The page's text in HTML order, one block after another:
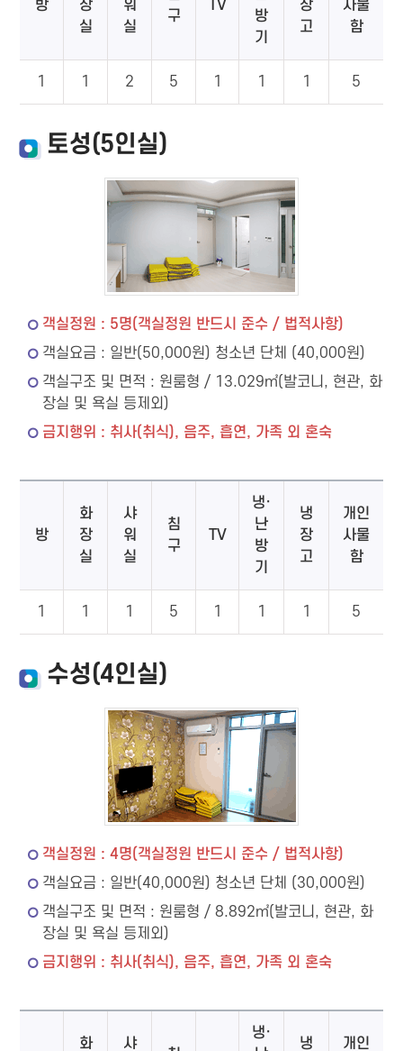
방
장
실
워
실
구
TV
방
기
장
고
사물
함
1 1 2 5 1 1 1 5
토성(5인실)
객실정원 : 5명(객실정원 반드시 준수 / 법적사항)
객실요금 : 일반(50,000원) 청소년 단체 (40,000원)
객실구조 및 면적 : 원룸형 / 13.029㎡(발코니, 현관, 화
장실 및 욕실 등제외)
금지행위 : 취사(취식), 음주, 흡연, 가족 외 혼숙
방
화
장
실
샤
워
실
침
구
TV
냉·
난
방
기
냉
장
고
개인
사물
함
1 1 1 5 1 1 1 5
수성(4인실)
객실정원 : 4명(객실정원 반드시 준수 / 법적사항)
객실요금 : 일반(40,000원) 청소년 단체 (30,000원)
객실구조 및 면적 : 원룸형 / 8.892㎡(발코니, 현관, 화
장실 및 욕실 등제외)
금지행위 : 취사(취식), 음주, 흡연, 가족 외 혼숙
화
샤
냉·
냉
개인